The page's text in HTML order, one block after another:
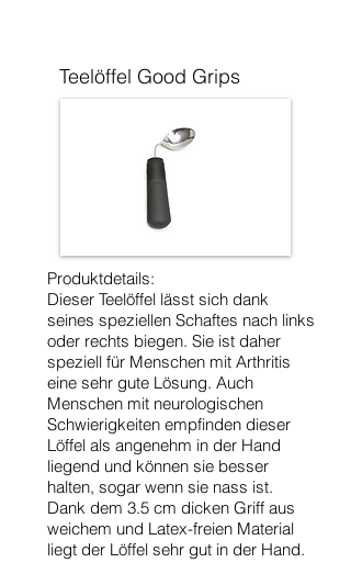
Teelöffel Good Grips
Produktdetails:
Dieser Teelöffel lässt sich dank
seines speziellen Schaftes nach links
oder rechts biegen. Sie ist daher
speziell für Menschen mit Arthritis
eine sehr gute Lösung. Auch
Menschen mit neurologischen
Schwierigkeiten empfinden dieser
Löffel als angenehm in der Hand
liegend und können sie besser
halten, sogar wenn sie nass ist.
Dank dem 3.5 cm dicken Griff aus
weichem und Latex-freien Material
liegt der Löffel sehr gut in der Hand.